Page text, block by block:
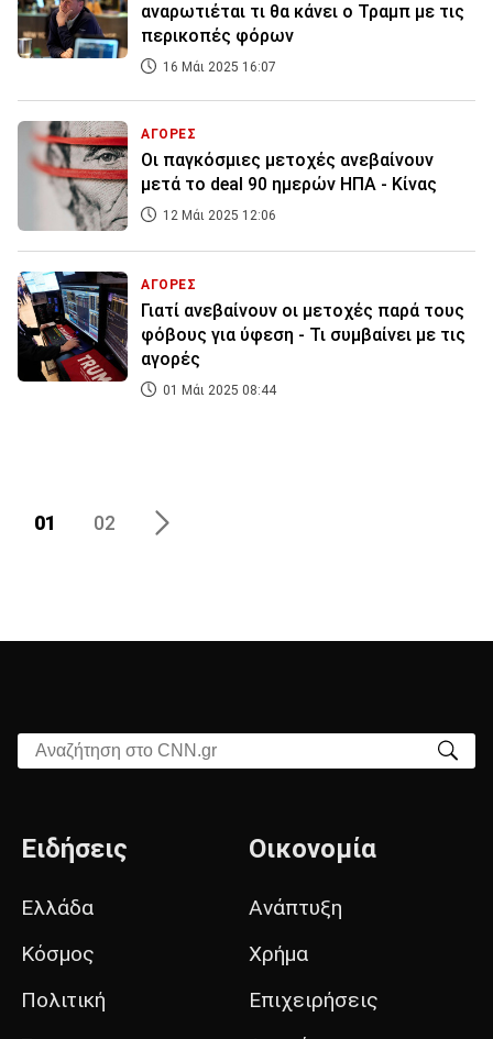
αναρωτιέται τι θα κάνει ο Τραμπ με τις
περικοπές φόρων
16 Μάι 2025 16:07
ΑΓΟΡΕΣ
Οι παγκόσμιες μετοχές ανεβαίνουν
μετά το deal 90 ημερών ΗΠΑ - Κίνας
12 Μάι 2025 12:06
ΑΓΟΡΕΣ
Γιατί ανεβαίνουν οι μετοχές παρά τους
φόβους για ύφεση - Τι συμβαίνει με τις
αγορές
01 Μάι 2025 08:44
01 02
Αναζήτηση στο CNN.gr
Ειδήσεις
Ελλάδα
Κόσμος
Πολιτική
Οικονομία
Ανάπτυξη
Χρήμα
Επιχειρήσεις